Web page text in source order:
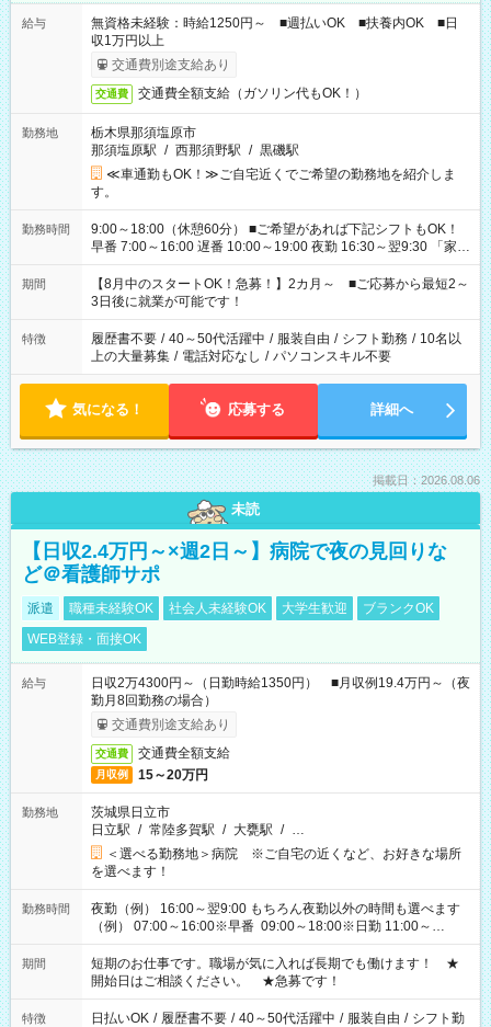
給与
無資格未経験：時給1250円～ ■週払いOK ■扶養内OK ■日
収1万円以上
交通費別途支給あり
交通費 交通費全額支給（ガソリン代もOK！）
勤務地
栃木県那須塩原市
那須塩原駅 / 西那須野駅 / 黒磯駅
≪車通勤もOK！≫ご自宅近くでご希望の勤務地を紹介しま
す。
勤務時間
9:00～18:00（休憩60分） ■ご希望があれば下記シフトもOK！
早番 7:00～16:00 遅番 10:00～19:00 夜勤 16:30～翌9:30 「家族
と休みを合わせたい」 「余裕を持って夕飯の準備がしたい」
「できれば残業はしたくない」 など、ご希望を教えてください
ね。 ※Wワーク希望の方へ 今ご覧のお仕事で希望する勤務時間
と、もう1つのお仕事の勤務時間。 合計で週40時間を超える場
合は応募できません。
期間
【8月中のスタートOK！急募！】2カ月～ ■ご応募から最短2～
3日後に就業が可能です！
特徴 履歴書不要 / 40～50代活躍中 / 服装自由 / シフト勤務 / 10名以
上の大量募集 / 電話対応なし / パソコンスキル不要
気になる！ 応募する 詳細へ
掲載日：2026.08.06
未読
【日収2.4万円～×週2日～】病院で夜の見回りな
ど＠看護師サポ
派遣 職種未経験OK 社会人未経験OK 大学生歓迎
ブランクOK
WEB登録・面接OK
給与
日収2万4300円～（日勤時給1350円） ■月収例19.4万円～（夜
勤月8回勤務の場合）
交通費別途支給あり
交通費 交通費全額支給
月収例 15～20万円
勤務地
茨城県日立市
日立駅 / 常陸多賀駅 / 大甕駅 / …
＜選べる勤務地＞病院 ※ご自宅の近くなど、お好きな場所
を選べます！
勤務時間
夜勤（例） 16:00～翌9:00 もちろん夜勤以外の時間も選べます
（例） 07:00～16:00※早番 09:00～18:00※日勤 11:00～
20:00※遅番 ※時間は、固定・選べる施設もあるので、ご希望が
あれば調整できます！ ※シフト制。勤務地により実働時間が異
なります。★家庭の都合でお休みが必要な場合も遠慮なくご相
談ください。
期間
短期のお仕事です。職場が気に入れば長期でも働けます！ ★
開始日はご相談ください。 ★急募です！
特徴 日払いOK / 履歴書不要 / 40～50代活躍中 / 服装自由 / シフト勤